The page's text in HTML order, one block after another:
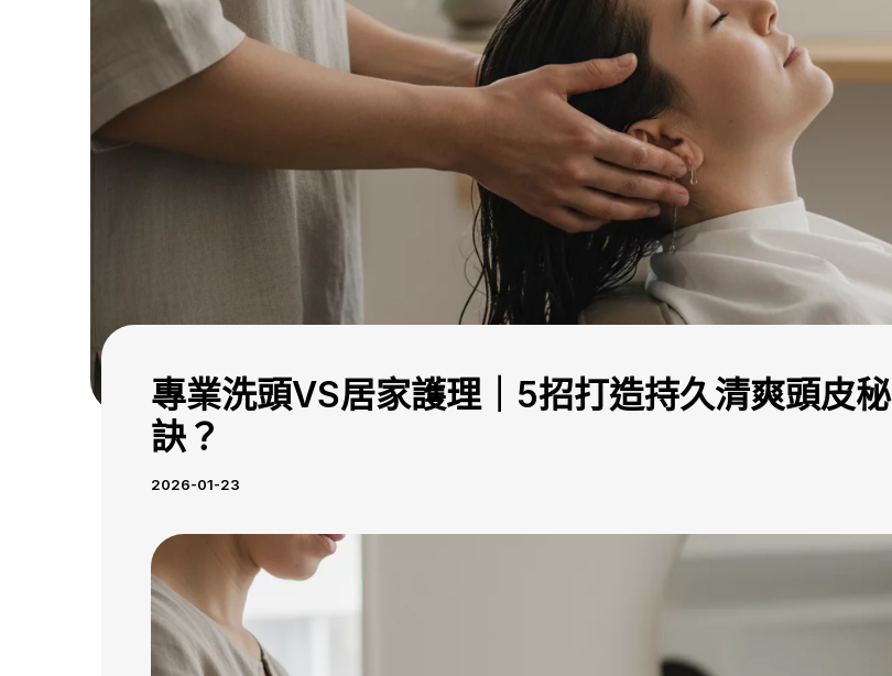
專業洗頭VS居家護理｜5招打造持久清爽頭皮秘
訣？
2026-01-23